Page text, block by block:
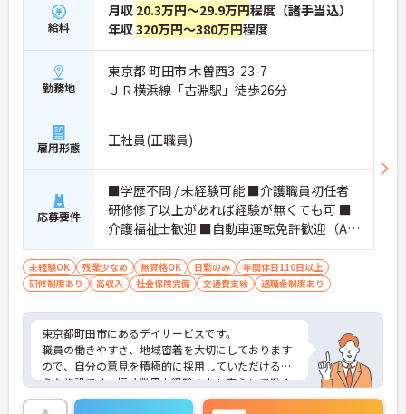
給料
月収 20.3万円～29.9万円程度（諸手当込）
年収320万円～380万円程度
勤務地
東京都 町田市 木曽西3-23-7
ＪＲ横浜線「古淵駅」徒歩26分
雇用形態 正社員(正職員)
応募要件
■学歴不問 / 未経験可能 ■介護職員初任者
研修修了以上があれば経験が無くても可 ■
介護福祉士歓迎 ■自動車運転免許歓迎（AT
限定可）
未経験OK 残業少なめ 無資格OK 日勤のみ
年間休日110日以上
研修制度あり
高収入 社会保険完備 交通費支給 退職金制度あり
東京都町田市にあるデイサービスです。
職員の働きやすさ、地域密着を大切にしております
ので、自分の意見を積極的に採用していただけるよ
うな施設です。福祉業界未経験の方も安心して働く
ことができます。